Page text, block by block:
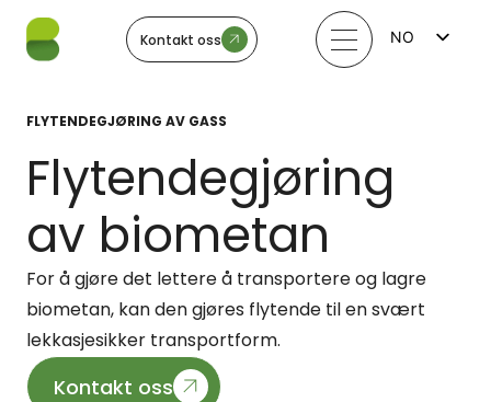
Kontakt oss
NO
SV
FLYTENDEGJØRING AV GASS
Flytendegjøring
av biometan
For å gjøre det lettere å transportere og lagre
biometan, kan den gjøres flytende til en svært
lekkasjesikker transportform.
Kontakt oss